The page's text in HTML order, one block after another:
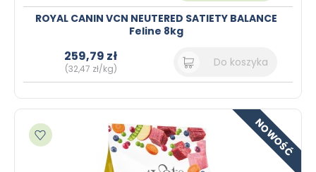
ROYAL CANIN VCN NEUTERED SATIETY BALANCE
Feline 8kg
259,79 zł
(32,47 zł/kg) Do koszyka
NOWOŚĆ
Dodaj do ulubionych